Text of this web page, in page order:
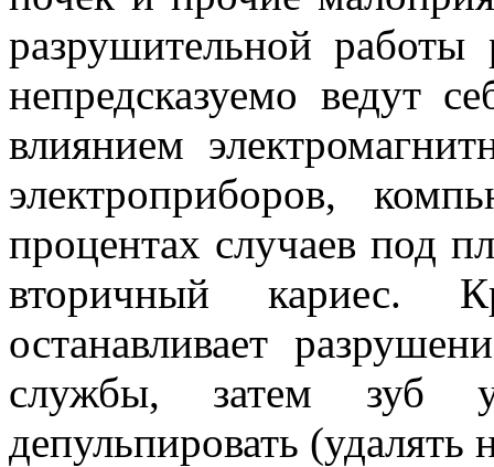
разрушительной
непредсказуемо ведут
влиянием
электроприборов,
процентах случаев под
вторичный кариес.
останавливает
службы, затем зуб
депульпировать (удалять